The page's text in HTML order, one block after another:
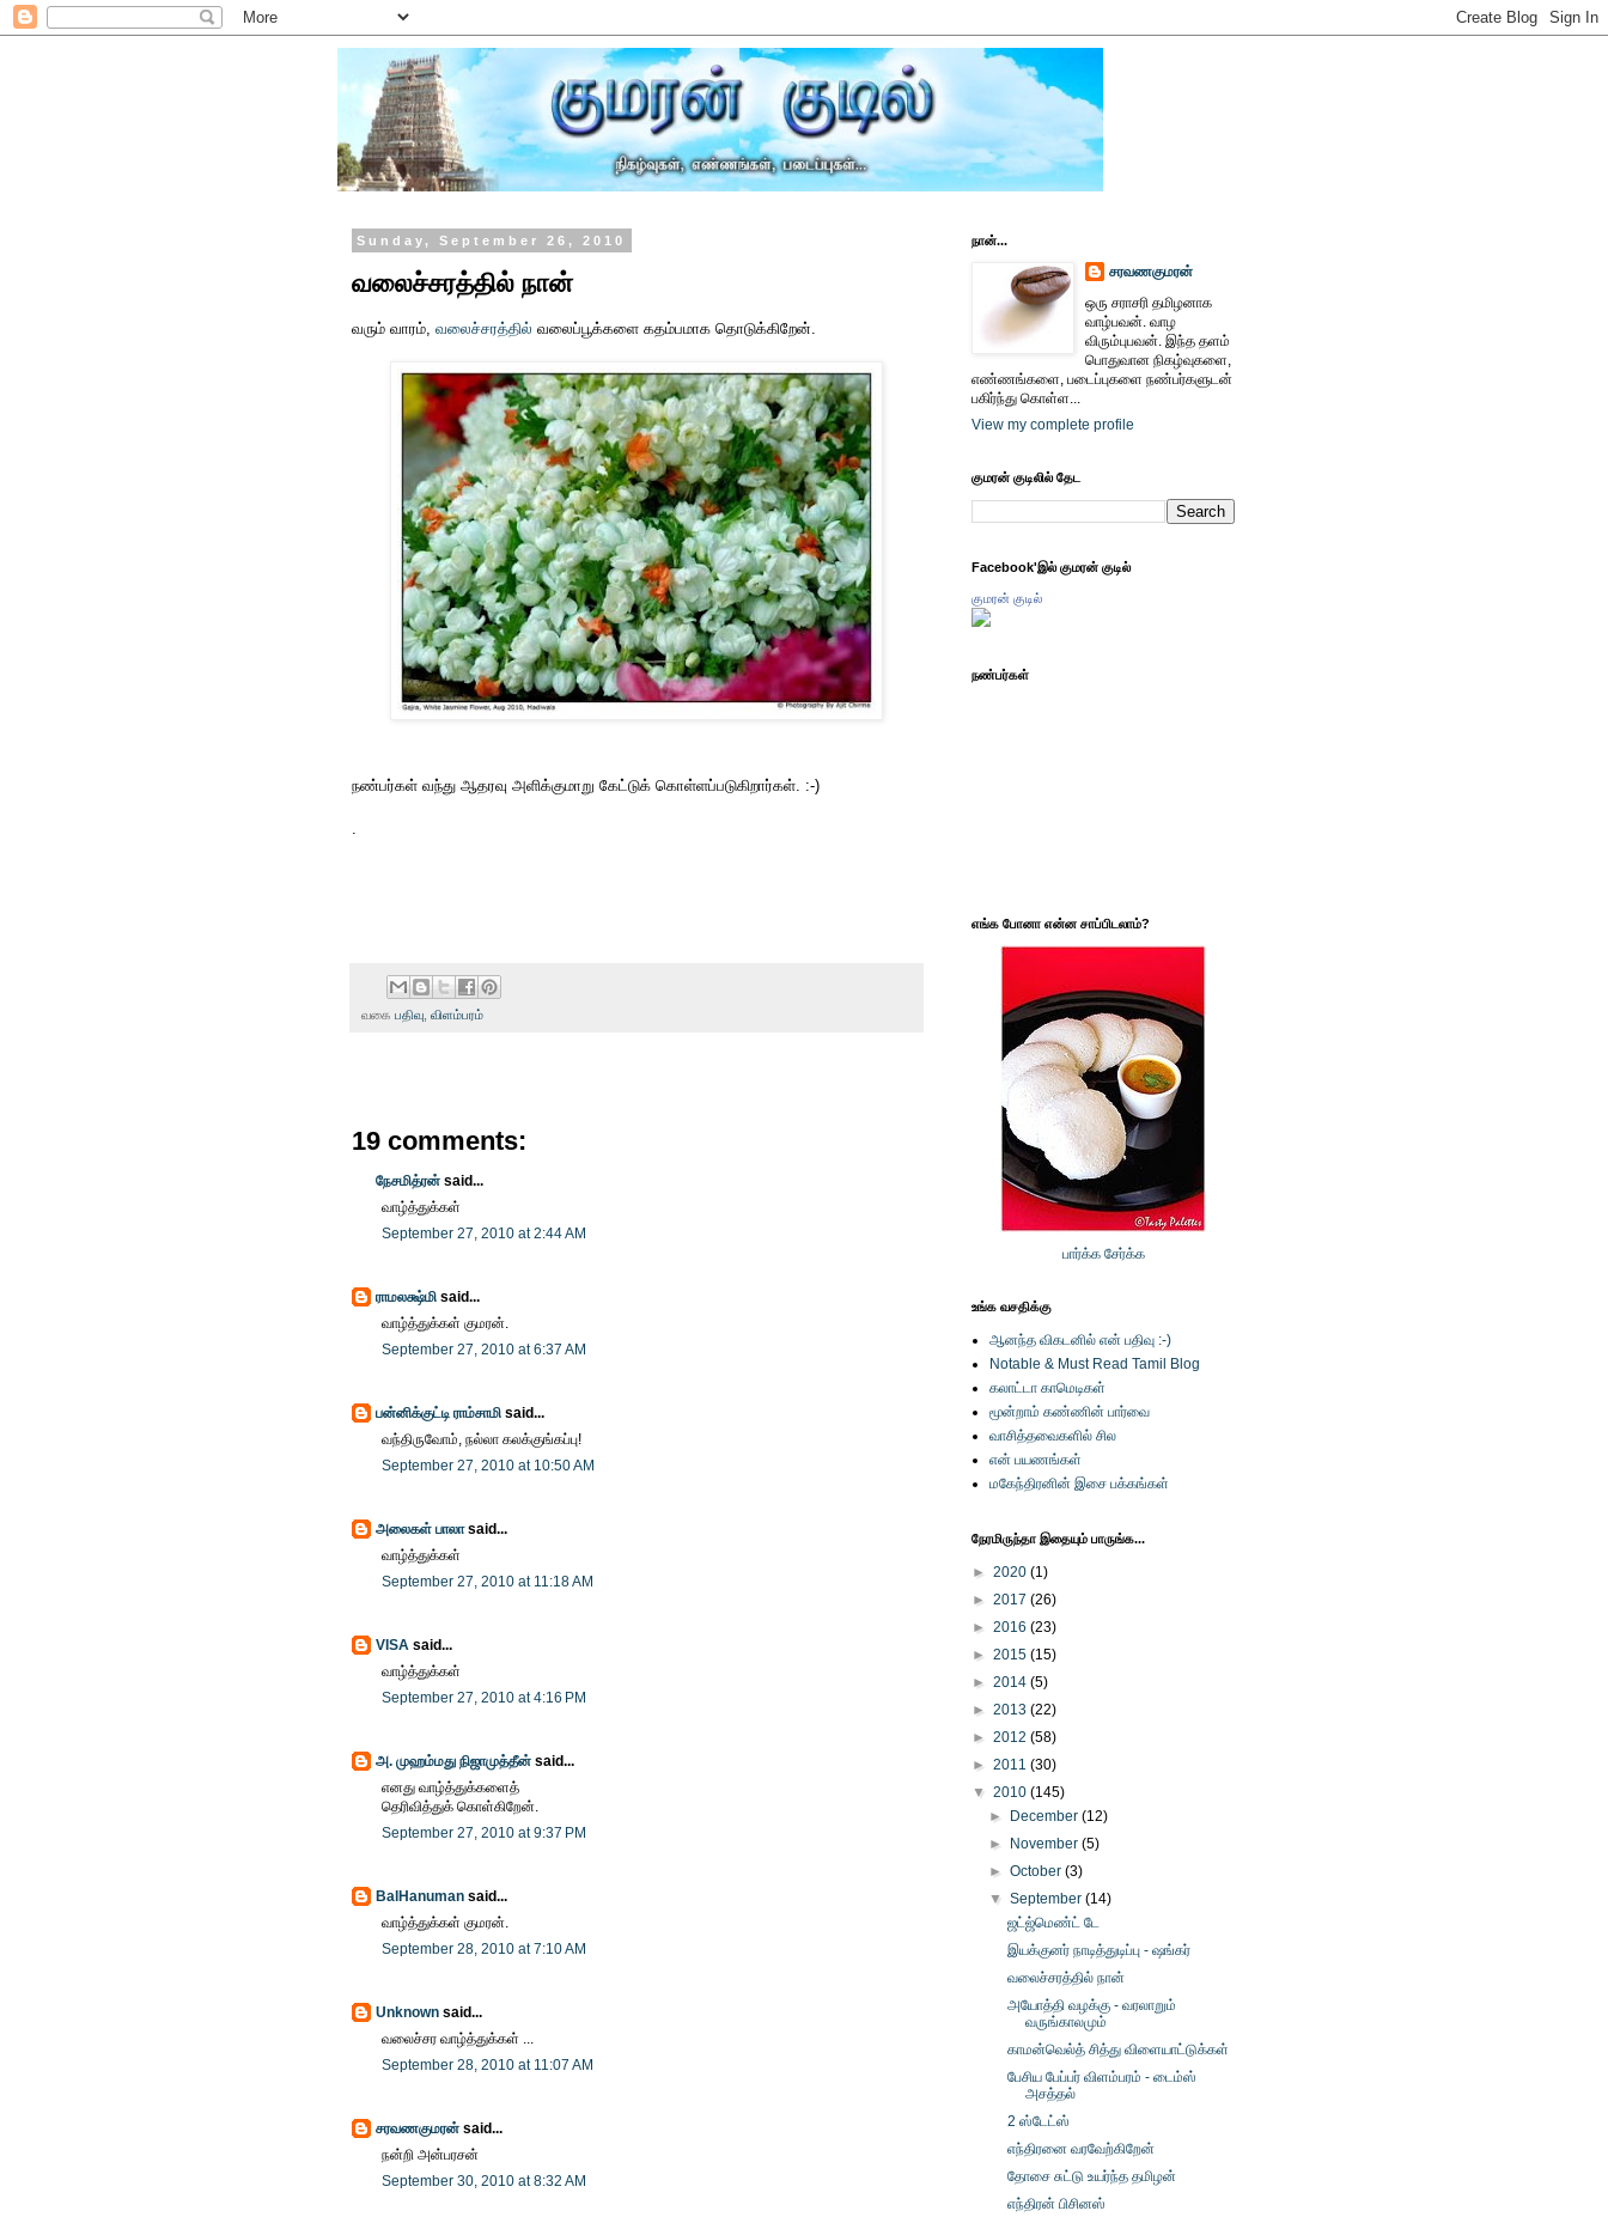
Sunday, September 26, 2010
வலைச்சரத்தில் நான்
வரும் வாரம், வலைச்சரத்தில் வலைப்பூக்களை கதம்பமாக தொடுக்கிறேன்.
நண்பர்கள் வந்து ஆதரவு அளிக்குமாறு கேட்டுக் கொள்ளப்படுகிறார்கள். :-)
வகை பதிவு விளம்பரம்
19 comments:
நேசமித்ரன் said...
வாழ்த்துக்கள்
September 27, 2010 at 2:44 AM
ராமலக்ஷ்மி said...
வாழ்த்துக்கள் குமரன்.
September 27, 2010 at 6:37 AM
பன்னிக்குட்டி ராம்சாமி said...
வந்திருவோம், நல்லா கலக்குங்கப்பு!
September 27, 2010 at 10:50 AM
அலைகள் பாலாsaid...
வாழ்த்துக்கள்
September 27, 2010 at 11:18 AM
VISA said...
வாழ்த்துக்கள்
September 27, 2010 at 4:16 PM
அ. முஹம்மது நிஜாமுத்தீன் said...
எனது வாழ்த்துக்களைத்
தெரிவித்துக் கொள்கிறேன்.
September 27, 2010 at 9:37 PM
BalHanuman said...
வாழ்த்துக்கள் குமரன்.
September 28, 2010 at 7:10 AM
Unknown said...
வலைச்சர வாழ்த்துக்கள் ...
September 28, 2010 at 11:07 AM
சரவணகுமரன் said...
நன்றி அன்பரசன்
September 30, 2010 at 8:32 AM
நான்...
சரவணகுமரன்
ஒரு சராசரி தமிழனாக
வாழ்பவன். வாழ
விரும்புபவன். இந்த தளம்
பொதுவான நிகழ்வுகளை,
எண்ணங்களை, படைப்புகளை நண்பர்களுடன்
பகிர்ந்து கொள்ள...
View my complete profile
குமரன் குடிலில் தேட
Facebook'இல் குமரன் குடில்
குமரன் குடில்
நண்பர்கள்
எங்க போனா என்ன சாப்பிடலாம்?
பார்க்க சேர்க்க
உங்க வசதிக்கு
ஆனந்த விகடனில் என் பதிவு :-)
Notable & Must Read Tamil Blog
கலாட்டா காமெடிகள்
மூன்றாம் கண்ணின் பார்வை
வாசித்தவைகளில் சில
என் பயணங்கள்
மகேந்திரனின் இசை பக்கங்கள்
நேரமிருந்தா இதையும் பாருங்க...
► 2020 (1)
► 2017 (26)
► 2016 (23)
► 2015 (15)
► 2014 (5)
► 2013 (22)
► 2012 (58)
► 2011 (30)
▼ 2010 (145)
►
December(12)
►
November(5)
►October(3)
▼September(14)
ஜட்ஜ்மெண்ட் டே
இயக்குனர் நாடித்துடிப்பு - ஷங்கர்
வலைச்சரத்தில் நான்
அயோத்தி வழக்கு - வரலாறும்
வருங்காலமும்
காமன்வெல்த் சித்து விளையாட்டுக்கள்
பேசிய பேப்பர் விளம்பரம் - டைம்ஸ்
அசத்தல்
2 ஸ்டேட்ஸ்
எந்திரனை வரவேற்கிறேன்
தோசை சுட்டு உயர்ந்த தமிழன்
எந்திரன் பிசினஸ்